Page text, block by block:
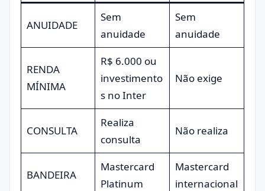
ANUIDADE
Sem
anuidade
Sem
anuidade
RENDA
MÍNIMA
R$ 6.000 ou
investimento
s no Inter
Não exige
CONSULTA
Realiza
consulta
Não realiza
BANDEIRA
Mastercard
Platinum
Mastercard
internacional